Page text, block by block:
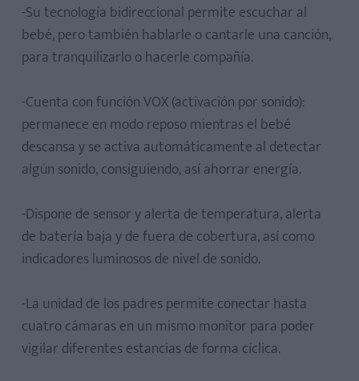
-Su tecnología bidireccional permite escuchar al
bebé, pero también hablarle o cantarle una canción,
para tranquilizarlo o hacerle compañía.
-Cuenta con función VOX (activación por sonido):
permanece en modo reposo mientras el bebé
descansa y se activa automáticamente al detectar
algún sonido, consiguiendo, así ahorrar energía.
-Dispone de sensor y alerta de temperatura, alerta
de batería baja y de fuera de cobertura, así como
indicadores luminosos de nivel de sonido.
-La unidad de los padres permite conectar hasta
cuatro cámaras en un mismo monitor para poder
vigilar diferentes estancias de forma cíclica.